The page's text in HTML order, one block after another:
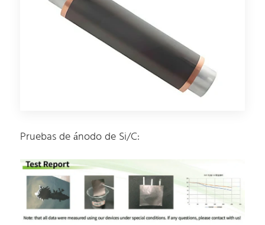
Pruebas de ánodo de Si/C: